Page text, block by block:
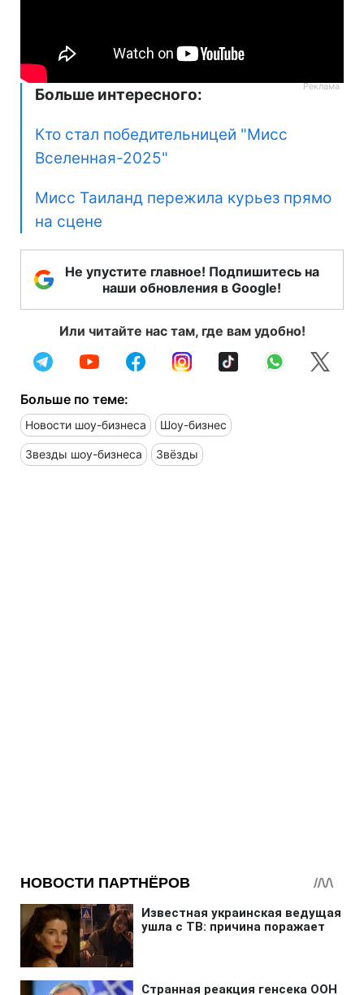
Больше интересного:
Кто стал победительницей "Мисс
Вселенная-2025"
Мисс Таиланд пережила курьез прямо
на сцене
Не упустите главное! Подпишитесь на
наши обновления в Google!
Или читайте нас там, где вам удобно!
Больше по теме:
Новости шоу-бизнеса Шоу-бизнес
Звезды шоу-бизнеса Звёзды